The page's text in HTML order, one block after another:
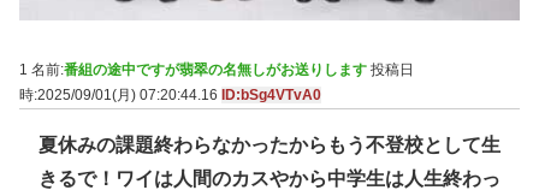
1 名前:番組の途中ですが翡翠の名無しがお送りします 投稿日
時:2025/09/01(月) 07:20:44.16
ID:bSg4VTvA0
夏休みの課題終わらなかったからもう不登校として生
きるで！ワイは人間のカスやから中学生は人生終わっ